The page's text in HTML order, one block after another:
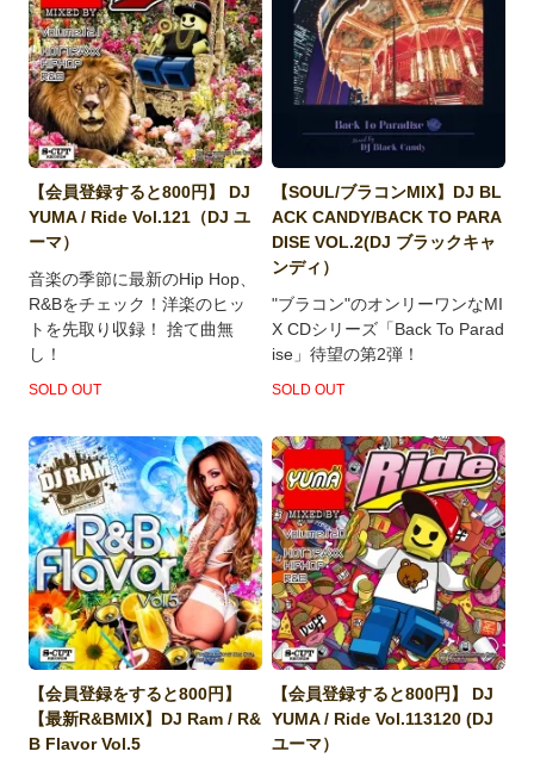
【会員登録すると800円】 DJ
YUMA / Ride Vol.121（DJ ユ
ーマ）
音楽の季節に最新のHip Hop、
R&Bをチェック！洋楽のヒッ
トを先取り収録！ 捨て曲無
し！
SOLD OUT
【SOUL/ブラコンMIX】DJ BL
ACK CANDY/BACK TO PARA
DISE VOL.2(DJ ブラックキャ
ンディ）
"ブラコン"のオンリーワンなMI
X CDシリーズ「Back To Parad
ise」待望の第2弾！
SOLD OUT
【会員登録をすると800円】
【最新R&BMIX】DJ Ram / R&
B Flavor Vol.5
【会員登録すると800円】 DJ
YUMA / Ride Vol.113120 (DJ
ユーマ）